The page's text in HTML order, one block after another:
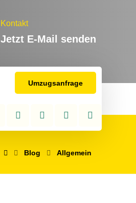
Kontakt
Jetzt E-Mail senden
Umzugsanfrage
Blog Allgemein